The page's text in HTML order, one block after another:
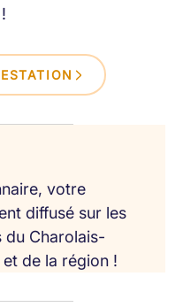
votre
diffusé sur les
du Charolais-
de la région !